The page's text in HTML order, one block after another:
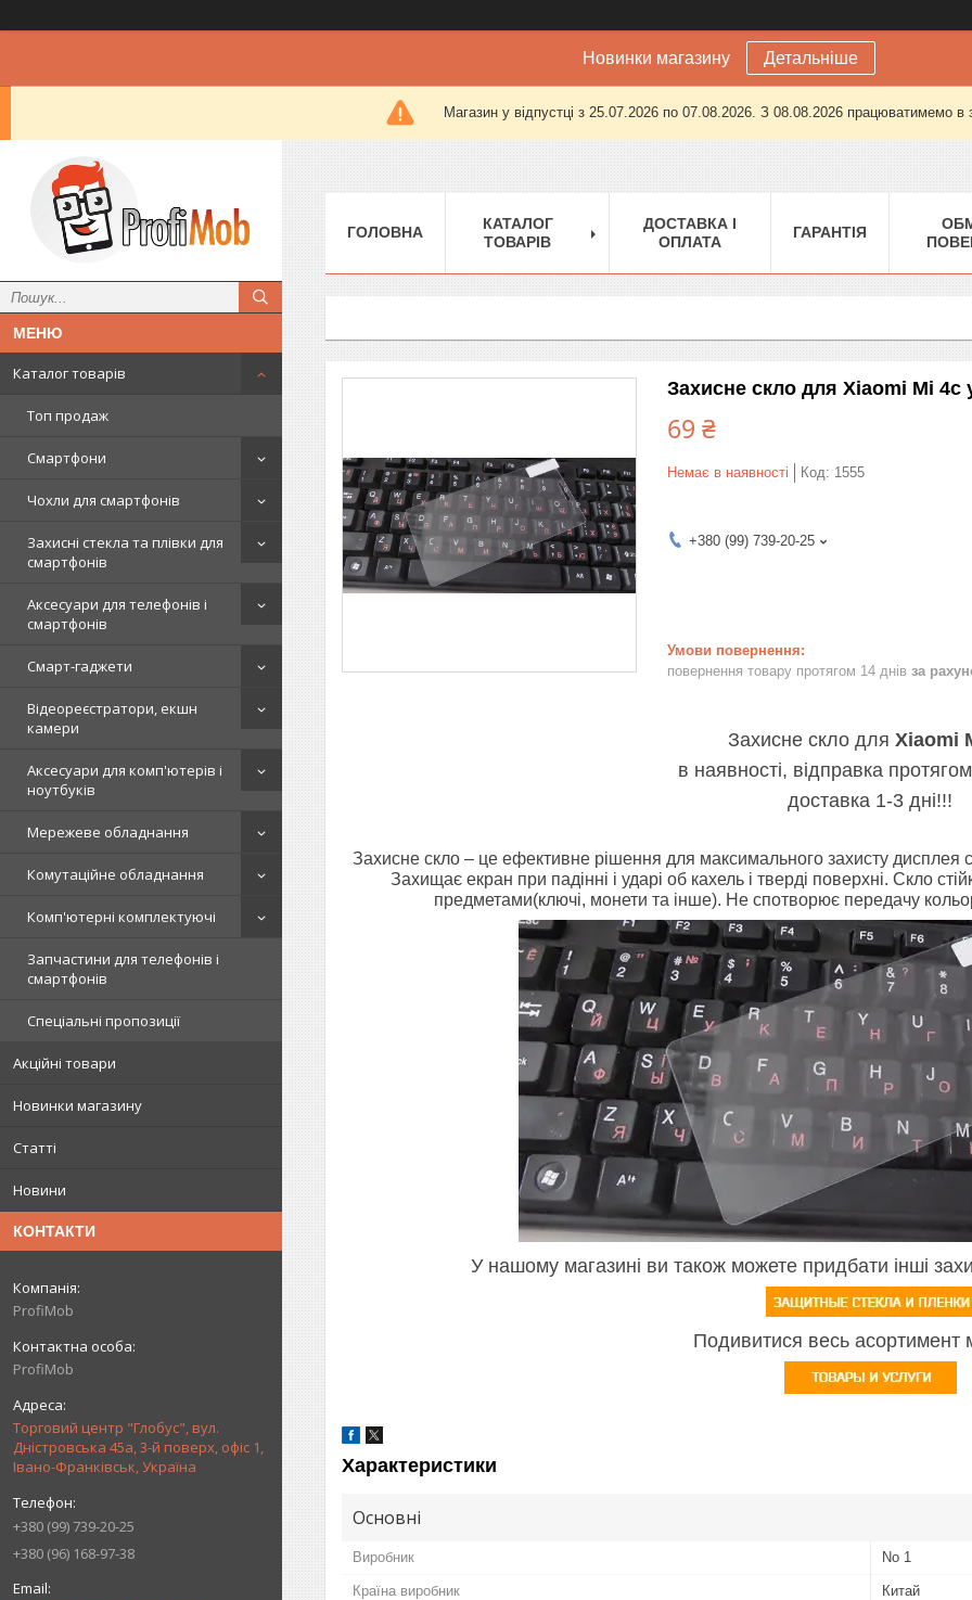
Новинки магазину Детальніше
Магазин у відпустці з 25.07.2026 по 07.08.2026. З 08.08.2026 працюватимемо в
Каталог товарів
Топ продаж
Смартфони
Чохли для смартфонів
Захисні стекла та плівки для
смартфонів
Аксесуари для телефонів і
смартфонів
Смарт-гаджети
Відеореєстратори, екшн
камери
Аксесуари для комп'ютерів і
ноутбуків
Мережеве обладнання
Комутаційне обладнання
Комп'ютерні комплектуючі
Запчастини для телефонів і
смартфонів
Спеціальні пропозиції
Акційні товари
Новинки магазину
Статті
Новини
КОНТАКТИ
ProfiMob
ProfiMob
Торговий центр "Глобус", вул.
Дністровська 45а, 3-й поверх, офіс 1,
Івано-Франківськ, Україна
+380 (99) 739-20-25
+380 (96) 168-97-38
ГОЛОВНА
КАТАЛОГ
ТОВАРІВ
ДОСТАВКА І
ОПЛАТА
ГАРАНТІЯ
Захисне скло для Xiaomi Mi 4c
69 ₴
Немає в наявності Код: 1555
+380 (99) 739-20-25
повернення товару протягом 14 днів за
Захисне скло для Xiaomi
в наявності, відправка
доставка 1-3 дні!!!
Захисне скло – це ефективне рішення для максимального захисту
Захищає екран при падінні і ударі об кахель і тверді поверхні. Скло
предметами(ключі, монети та інше). Не спотворює передачу
У нашому магазині ви також можете придбати інші
Подивитися весь асортимент
Характеристики
Основні
Виробник No 1
Країна виробник Китай